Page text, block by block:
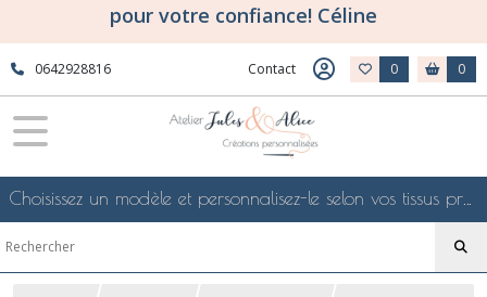
pour votre confiance! Céline
0642928816 Contact 0 0
Choisissez un modèle et personnalisez-le selon vos tissus préférés de mes collections en ligne, je le confectionnerai selon vos souhaits